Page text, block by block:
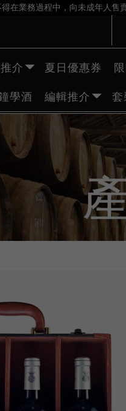
在業務過程中，向未成年人售
介 夏日優惠券
學酒 編輯推介 套